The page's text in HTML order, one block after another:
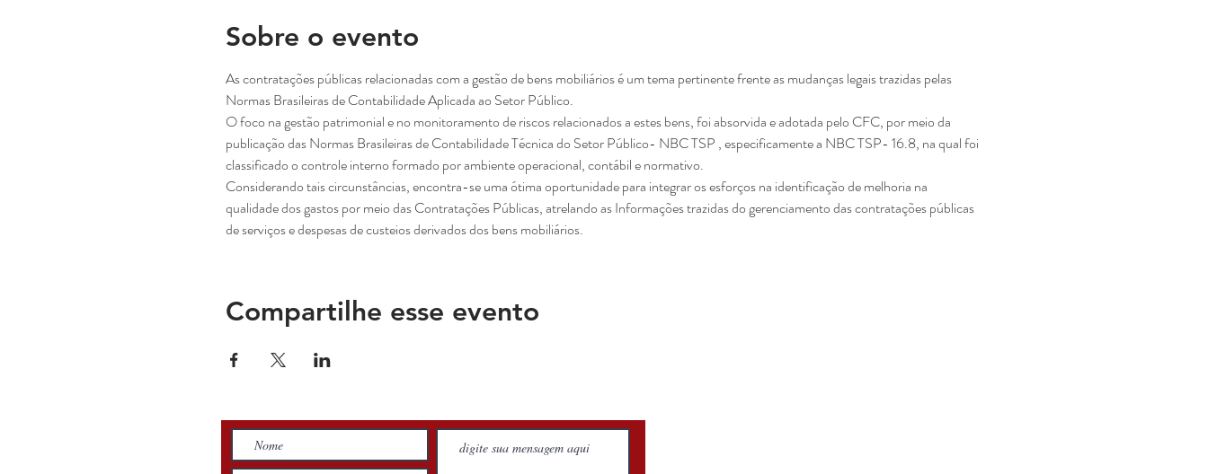
Sobre o evento
As contratações públicas relacionadas com a gestão de bens mobiliários é um tema pertinente frente as mudanças legais trazidas pelas
O foco na gestão patrimonial e no monitoramento de riscos relacionados a estes bens, foi absorvida e adotada pelo CFC, por meio da
publicação das Normas Brasileiras de Contabilidade Técnica do Setor Público- NBC TSP , especificamente a NBC TSP- 16.8, na qual foi
Considerando tais circunstâncias, encontra-se uma ótima oportunidade para integrar os esforços na identificação de melhoria na
qualidade dos gastos por meio das Contratações Públicas, atrelando as Informações trazidas do gerenciamento das contratações públicas
Compartilhe esse evento